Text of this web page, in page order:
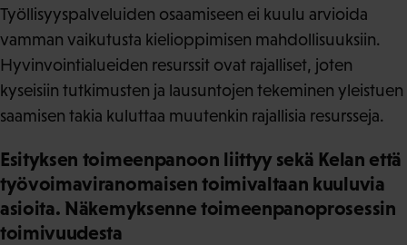
Työllisyyspalveluiden osaamiseen ei kuulu arvioida
vamman vaikutusta kielioppimisen mahdollisuuksiin.
Hyvinvointialueiden resurssit ovat rajalliset, joten
kyseisiin tutkimusten ja lausuntojen tekeminen yleistuen
saamisen takia kuluttaa muutenkin rajallisia resursseja.
Esityksen toimeenpanoon liittyy sekä Kelan että
työvoimaviranomaisen toimivaltaan kuuluvia
asioita. Näkemyksenne toimeenpanoprosessin
toimivuudesta